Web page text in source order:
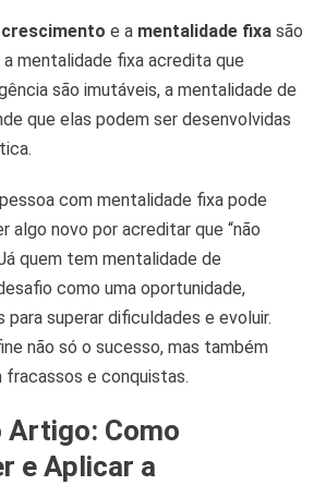
e a mentalidade fixasão
mentalidade fixa acredita que
são imutáveis, a mentalidade de
que elas podem ser desenvolvidas
com mentalidade fixa pode
algo novo por acreditar que “não
quem tem mentalidade de
como uma oportunidade,
para superar dificuldades e evoluir.
não só o sucesso, mas também
e conquistas.
Artigo: Como
e Aplicar a